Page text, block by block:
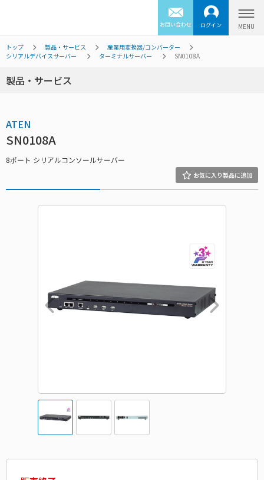
お問い合わせ ログイン
トップ 製品・サービス
産業用変換器/コンバーター
シリアルデバイスサーバー
ターミナルサーバー SN0108A
製品・サービス
ATEN
SN0108A
8ポート シリアルコンソールサーバー